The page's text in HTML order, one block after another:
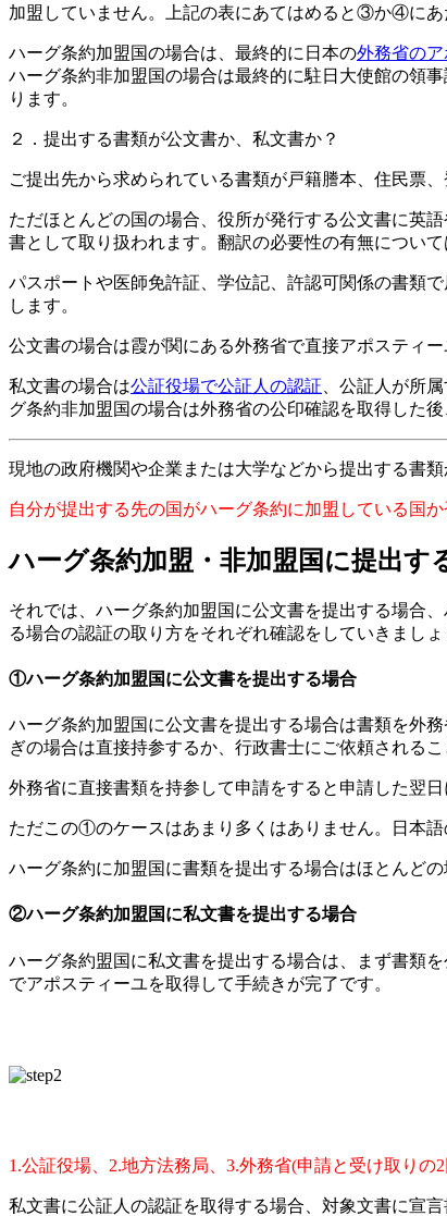
加盟していません。上記の表にあてはめると③か④にあ
ハーグ条約加盟国の場合は、最終的に日本の外務省の
ハーグ条約非加盟国の場合は最終的に駐日大使館の領
ります。
２．提出する書類が公文書か、私文書か？
ご提出先から求められている書類が戸籍謄本、住民票
ただほとんどの国の場合、役所が発行する公文書に英
書として取り扱われます。翻訳の必要性の有無につい
パスポートや医師免許証、学位記、許認可関係の書類
します。
公文書の場合は霞が関にある外務省で直接アポスティ
私文書の場合は公証役場で公証人の認証 、公証人が所
グ条約非加盟国の場合は外務省の公印確認を取得した
現地の政府機関や企業または大学などから提出する書
自分が提出する先の国がハーグ条約に加盟している国
ハーグ条約加盟・非加盟国に提出す
それでは、ハーグ条約加盟国に公文書を提出する場合
る場合の認証の取り方をそれぞれ確認をしていきましょ
①ハーグ条約加盟国に公文書を提出する場合
ハーグ条約加盟国に公文書を提出する場合は書類を外
ぎの場合は直接持参するか、行政書士にご依頼されるこ
外務省に直接書類を持参して申請をすると申請した翌
ただこの①のケースはあまり多くはありません。日本
ハーグ条約に加盟国に書類を提出する場合はほとんど
②ハーグ条約加盟国に私文書を提出する場合
ハーグ条約盟国に私文書を提出する場合は、まず書類
でアポスティーユを取得して手続きが完了です。
1.公証役場、2.地方法務局、3.外務省(申請と受け取り
私文書に公証人の認証を取得する場合、対象文書に宣